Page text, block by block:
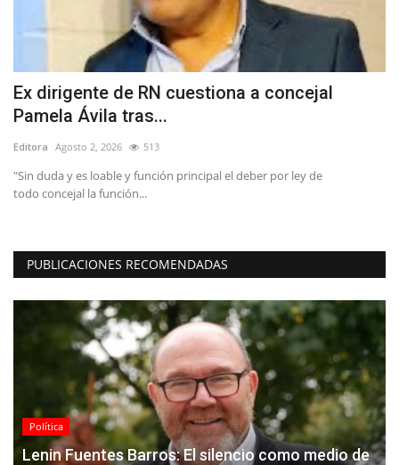
Ex dirigente de RN cuestiona a concejal
Pamela Ávila tras...
Editora Agosto 2, 2026 513
"Sin duda y es loable y función principal el deber por ley de
todo concejal la función...
PUBLICACIONES RECOMENDADAS
Política
Lenin Fuentes Barros: El silencio como medio de